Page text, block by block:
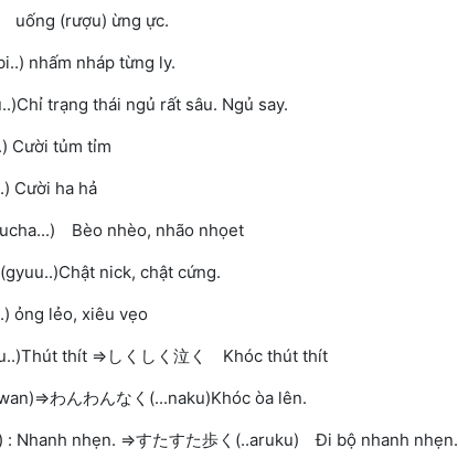
uống (rượu) ừng ực.
nhấm nháp từng ly.
trạng thái ngủ rất sâu. Ngủ say.
Cười tủm tỉm
Cười ha hả
Bèo nhèo, nhão nhọet
nick, chật cứng.
ỏng lẻo, xiêu vẹo
thít =>しくしく泣く Khóc thút thít
わんわんなく(...naku)Khóc òa lên.
: Nhanh nhẹn. =>すたすた歩く(..aruku) Đi bộ nhanh nhẹn.